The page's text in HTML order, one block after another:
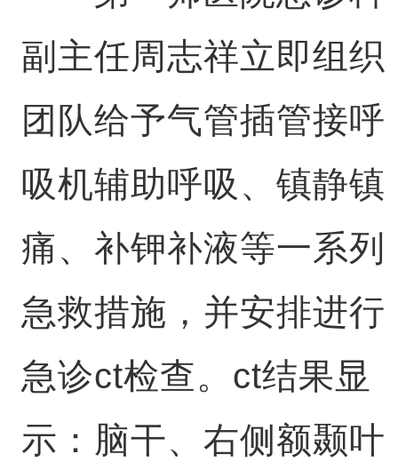
副主任周志祥立即组织
团队给予气管插管接呼
吸机辅助呼吸、镇静镇
痛、补钾补液等一系列
急救措施，并安排进行
急诊ct检查。ct结果显
示：脑干、右侧额颞叶